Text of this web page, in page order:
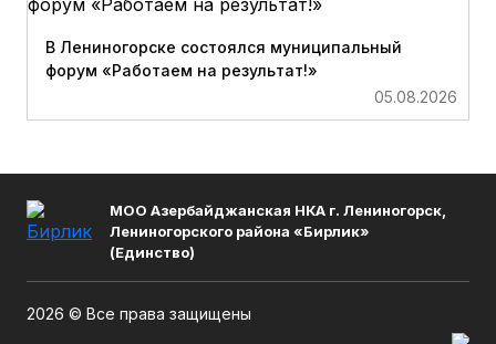
В Лениногорске состоялся муниципальный
форум «Работаем на результат!»
05.08.2026
МОО Азербайджанская НКА г. Лениногорск,
Лениногорского района «Бирлик»
(Единство)
2026 © Все права защищены